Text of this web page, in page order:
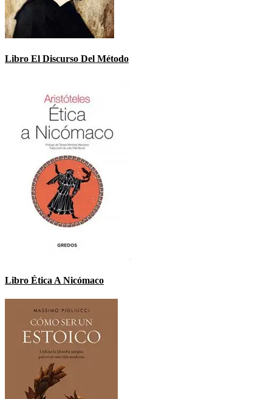
Libro El Discurso Del Método
Libro Ética A Nicómaco